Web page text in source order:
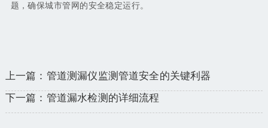
题，确保城市管网的安全稳定运行。
上一篇：管道测漏仪监测管道安全的关键利器
下一篇：管道漏水检测的详细流程